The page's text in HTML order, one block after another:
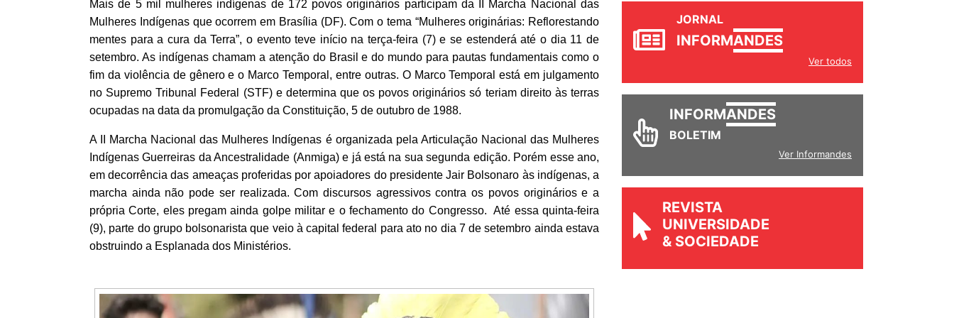
Mais de 5 mil mulheres indígenas de 172 povos originários participam da II Marcha Nacional das
Mulheres Indígenas que ocorrem em Brasília (DF). Com o tema “Mulheres originárias: Reflorestando
mentes para a cura da Terra”, o evento teve início na terça-feira (7) e se estenderá até o dia 11 de
setembro. As indígenas chamam a atenção do Brasil e do mundo para pautas fundamentais como o
fim da violência de gênero e o Marco Temporal, entre outras. O Marco Temporal está em julgamento
no Supremo Tribunal Federal (STF) e determina que os povos originários só teriam direito às terras
ocupadas na data da promulgação da Constituição, 5 de outubro de 1988.
A II Marcha Nacional das Mulheres Indígenas é organizada pela Articulação Nacional das Mulheres
Indígenas Guerreiras da Ancestralidade (Anmiga) e já está na sua segunda edição. Porém esse ano,
em decorrência das ameaças proferidas por apoiadores do presidente Jair Bolsonaro às indígenas,a
marcha ainda não pode ser realizada. Com discursos agressivos contra os povos originários e a
própria Corte, eles pregam ainda golpe militar e o fechamento do Congresso. Até essa quinta-feira
(9), parte do grupo bolsonarista que veio à capital federal para ato no dia 7 de setembro ainda estava
obstruindo a Esplanada dos Ministérios.
JORNAL
Ver todos
INFORM
Ver Informandes
REVISTA
UNIVERSIDADE